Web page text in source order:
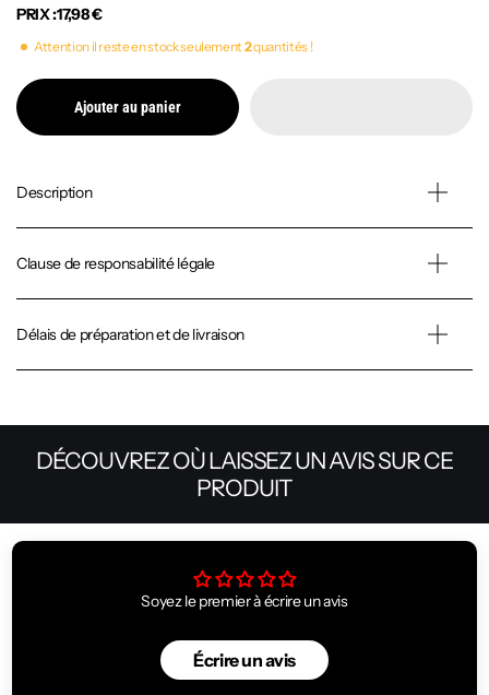
PRIX :17,98 €
Attention il reste en stock seulement2quantités !
Ajouter au panier
Description
Clause de responsabilité légale
Délais de préparation et de livraison
DÉCOUVREZ OÙ LAISSEZ UN AVIS SUR CE
PRODUIT
Soyez le premier à écrire un avis
Écrire un avis